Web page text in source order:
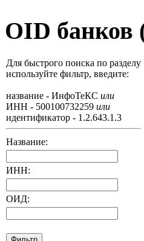
OID банков
Для быстрого поиска по разделу
используйте фильтр, введите:
название - ИнфоТеКС или
ИНН - 500100732259 или
идентификатор - 1.2.643.1.3
Название:
ИНН:
ОИД: